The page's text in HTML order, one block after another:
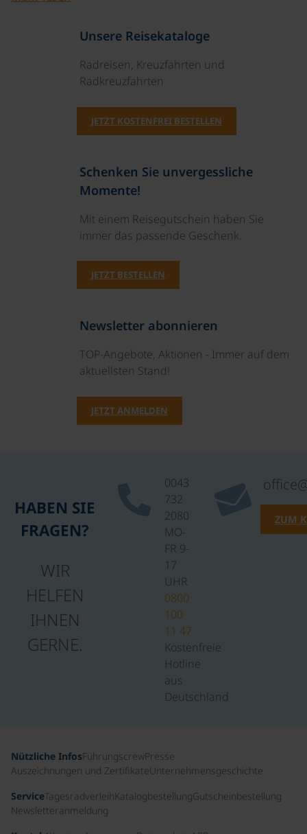
Unsere Reisekataloge
Radreisen, Kreuzfahrten und
Radkreuzfahrten
JETZT KOSTENFREI BESTELLEN
Schenken Sie unvergessliche
Momente!
Mit einem Reisegutschein haben Sie
immer das passende Geschenk.
JETZT BESTELLEN
Newsletter abonnieren
TOP-Angebote, Aktionen - Immer auf dem
aktuellsten Stand!
JETZT ANMELDEN
HABEN SIE
FRAGEN?
WIR
HELFEN
IHNEN
GERNE.
0043
732
2080
MO-
FR 9-
17
UHR
0800
100
11 47
Kostenfreie
Hotline
aus
Deutschland
ZUM
Nützliche InfosFührungscrewPresse
Auszeichnungen und ZertifikateUnternehmensgeschichte
ServiceTagesradverleihKatalogbestellungGutscheinbestellung
Newsletteranmeldung